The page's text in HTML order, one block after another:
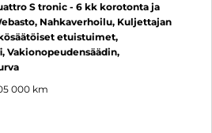
S tronic - 6 kk korotonta ja
Nahkaverhoilu, Kuljettajan
etuistuimet,
Vakionopeudensäädin,
000 km